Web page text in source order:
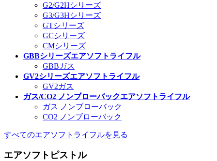
G2/G2Hシリーズ
G3/G3Hシリーズ
GTシリーズ
GCシリーズ
CMシリーズ
GBBシリーズエアソフトライフル
GBBガス
GV2シリーズエアソフトライフル
GV2ガス
ガス/CO2 ノンブローバックエアソフトライフル
ガス ノンブローバック
CO2 ノンブローバック
すべてのエアソフトライフルを見る
エアソフトピストル